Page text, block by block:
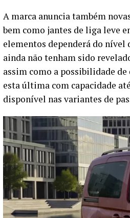
A marca anuncia também
bem como jantes de liga leve
elementos dependerá do nível
ainda não tenham sido
assim como a possibilidade
esta última com capacidade
disponível nas variantes de